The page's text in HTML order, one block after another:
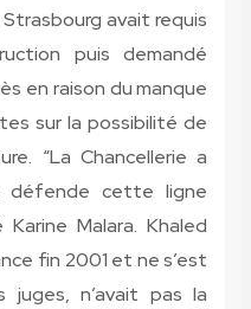
avait requis
puis demandé
en raison du manque
sur la possibilité de
“La Chancellerie a
défende cette ligne
Malara. Khaled
fin 2001 et ne s’est
n’avait pas la